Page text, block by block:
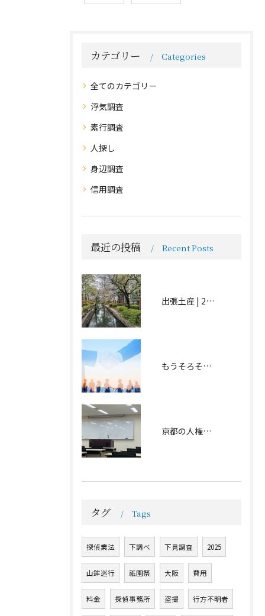
カテゴリー Categories
全てのカテゴリー
浮気調査
素行調査
人探し
身辺調査
信用調査
最近の投稿 Recent Posts
出張土産 | 2026.04.15
もうそろそろ春の足跡が… | 2026.02.12
京都の人権研修会に参加しました | 2026.02.06
タグ Tags
探偵業法 下調べ 下見調査 2025
山鉾巡行 祇園祭 大阪 費用
料金 探偵事務所 盗撮 行方不明者